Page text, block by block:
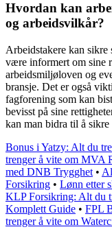
Hvordan kan
og arbeidsvilkår?
Arbeidstakere kan
være informert om sine
arbeidsmiljøloven og
bransje. Det er også
fagforening som kan
bevisst på sine
kan man bidra til å
Bonus i Yatzy: Alt du
trenger å vite om MVA
med DNB Trygghet •
Forsikring • Lønn etter
KLP Forsikring: Alt du
Komplett Guide • FPL
trenger å vite om